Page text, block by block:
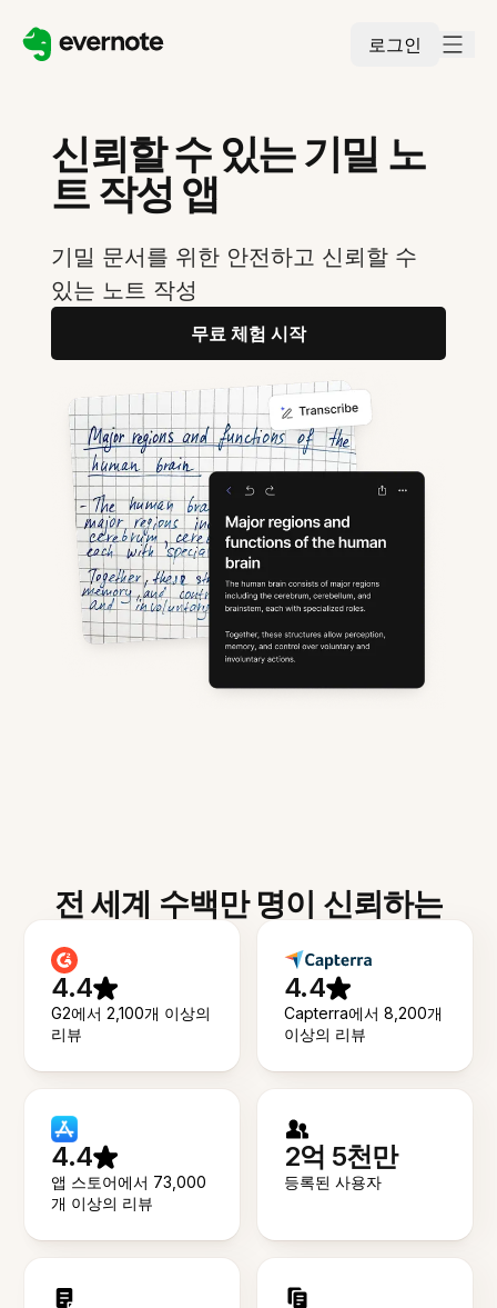
로그인
신뢰할 수 있는 기밀 노
트 작성 앱
기밀 문서를 위한 안전하고 신뢰할 수
있는 노트 작성
무료 체험 시작
전 세계 수백만 명이 신뢰하는
4.4
G2에서 2,100개 이상의
리뷰
4.4
Capterra에서 8,200개
이상의 리뷰
4.4
앱 스토어에서 73,000
개 이상의 리뷰
2억 5천만
등록된 사용자